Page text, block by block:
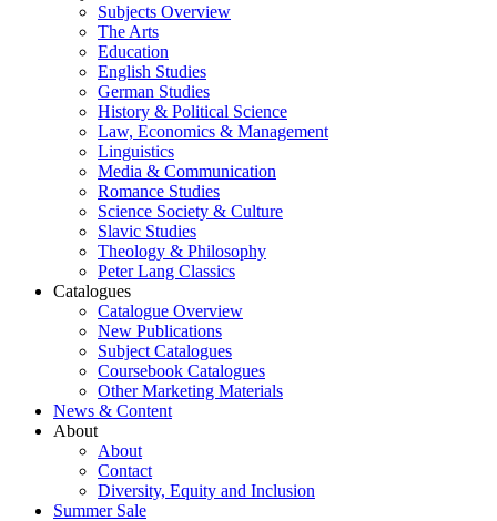
Subjects Overview
The Arts
Education
English Studies
German Studies
History & Political Science
Law, Economics & Management
Linguistics
Media & Communication
Romance Studies
Science Society & Culture
Slavic Studies
Theology & Philosophy
Peter Lang Classics
Catalogues
Catalogue Overview
New Publications
Subject Catalogues
Coursebook Catalogues
Other Marketing Materials
News & Content
About
About
Contact
Diversity, Equity and Inclusion
Summer Sale